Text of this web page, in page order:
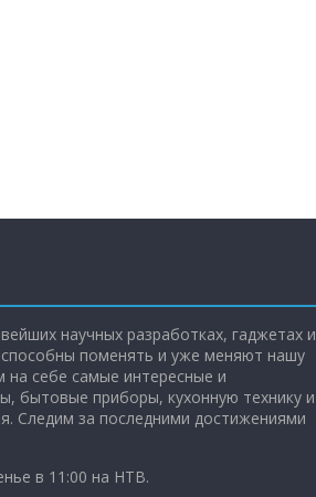
научных разработках, гаджетах и
поменять и уже меняют нашу
себе самые интересные и
бытовые приборы, кухонную технику и
Следим за последними достижениями
в 11:00 на НТВ.